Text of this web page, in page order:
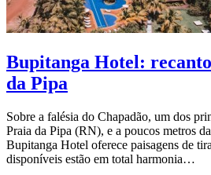
Bupitanga Hotel:
da Pipa
Sobre a falésia do Chapadão, um dos
Praia da Pipa (RN), e a poucos metros
Bupitanga Hotel oferece paisagens de
disponíveis estão em total harmonia…